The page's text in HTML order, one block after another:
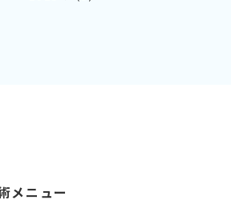
メニュー